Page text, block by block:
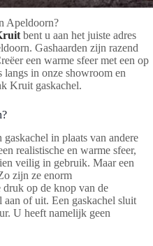
Apeldoorn?
bent u aan het juiste adres
Gashaarden zijn razend
een warme sfeer met een op
langs in onze showroom en
Kruit gaskachel.
gaskachel in plaats van andere
realistische en warme sfeer,
veilig in gebruik. Maar een
zijn ze enorm
op de knop van de
aan of uit. Een gaskachel sluit
U heeft namelijk geen